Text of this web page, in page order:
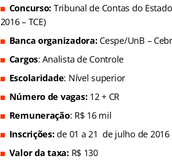
Concurso: Tribunal de Contas do
2016 – TCE)
Banca organizadora: Cespe/UnB –
Cargos: Analista de Controle
Escolaridade: Nível superior
Número de vagas: 12 + CR
Remuneração: R$ 16 mil
Inscrições: de 01 a 21 de julho de 2016
Valor da taxa: R$ 130